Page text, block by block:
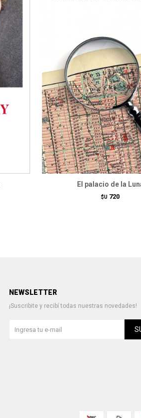
El palacio de la
$U 720
NEWSLETTER
¡Suscribite y recibí todas nuestras novedades!